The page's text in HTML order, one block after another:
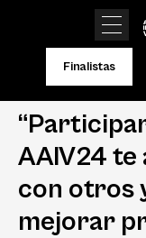
Finalistas
AAIV24 te
con otros
mejorar